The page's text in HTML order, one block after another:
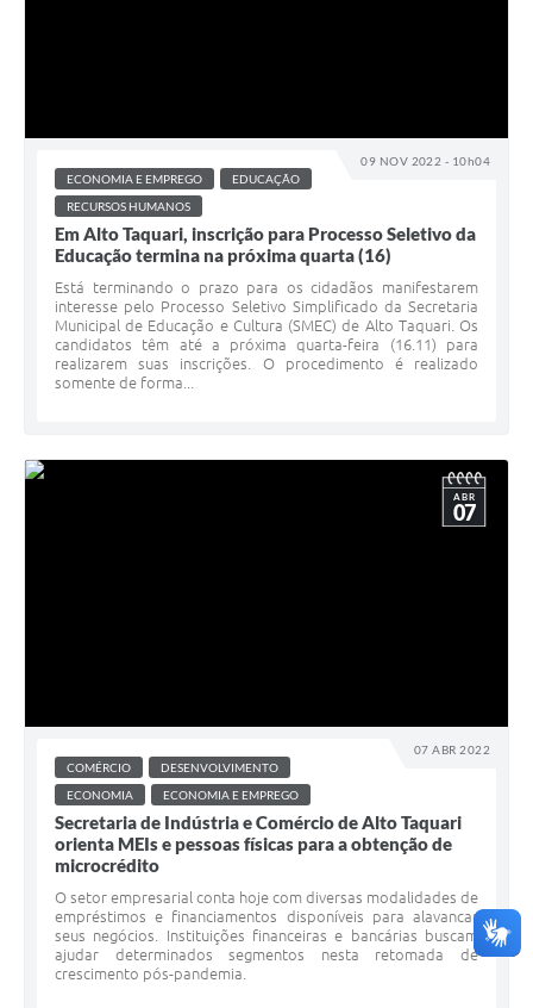
09 NOV 2022 - 10h04
ECONOMIA E EMPREGO
EDUCAÇÃO
RECURSOS HUMANOS
Em Alto Taquari, inscrição para Processo Seletivo da
Educação termina na próxima quarta (16)
Está terminando o prazo para os cidadãos manifestarem
interesse pelo Processo Seletivo Simplificado da Secretaria
Municipal de Educação e Cultura (SMEC) de Alto Taquari. Os
candidatos têm até a próxima quarta-feira (16.11) para
realizarem suas inscrições. O procedimento é realizado
somente de forma...
07 ABR 2022
ABR
07
COMÉRCIO
DESENVOLVIMENTO
ECONOMIA
ECONOMIA E EMPREGO
Secretaria de Indústria e Comércio de Alto Taquari
orienta MEIs e pessoas físicas para a obtenção de
microcrédito
O setor empresarial conta hoje com diversas modalidades de
empréstimos e financiamentos disponíveis para alavancar
seus negócios. Instituições financeiras e bancárias buscam
ajudar determinados segmentos nesta retomada de
crescimento pós-pandemia.